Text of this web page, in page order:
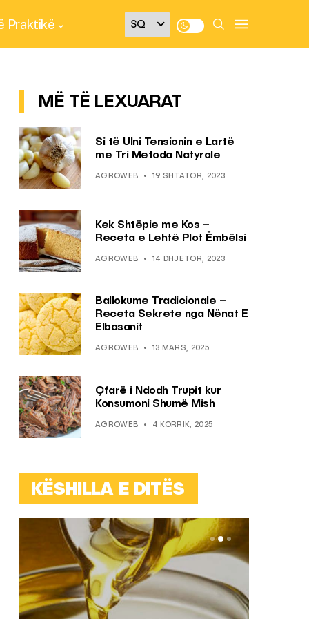
Praktikë
MË TË LEXUARAT
Si të Ulni Tensionin e Lartë
me Tri Metoda Natyrale
AGROWEB 19 SHTATOR, 2023
Kek Shtëpie me Kos –
Receta e Lehtë Plot Ëmbëlsi
AGROWEB 14 DHJETOR, 2023
Ballokume Tradicionale –
Receta Sekrete nga Nënat E
Elbasanit
AGROWEB 13 MARS, 2025
Çfarë i Ndodh Trupit kur
Konsumoni Shumë Mish
AGROWEB 4 KORRIK, 2025
KËSHILLA E DITËS